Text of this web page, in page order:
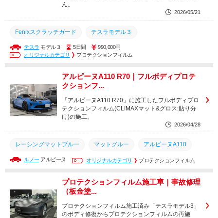
ん。
2026/05/21
Fenixスクラッチガード テスラモデル３
スプレープロテクションフィルム 塗装タイプPPF
テスラ認定ボディショップ カラープロテクションフィルム
塗装 カラーチェンジ フルラッピング カーラッピング
マットプロテクションフィルム
テスラ モデル３ 5日間
990,000円
オリジナルカテゴリ
プロテクションフィルム
アルピーヌA110 R70｜フルボディプロテ
クションフ...
「アルピーヌA110 R70」に施工したフルボディプロ
テクションフィルム(CLIMAXマット&グロス:貼り分
け)の施工。
2026/04/28
レーシングマットブルー マットグルー アルピーヌA110
R70 A110 カラーチェンジ フルラッピング
CLIMAXIDEALMATT マット化
IDEALMATT CLIMAXIDEAL
フルプロテクションフィルム プロテクションフィルム
ルノー アルピーヌ オリジナルカテゴリ プロテクションフィルム
プロテクションフィルム施工車｜事故修理
（板金塗...
プロテクションフィルム施工済み「テスラモデル3」
のボディ修復からプロテクションフィルムの再施